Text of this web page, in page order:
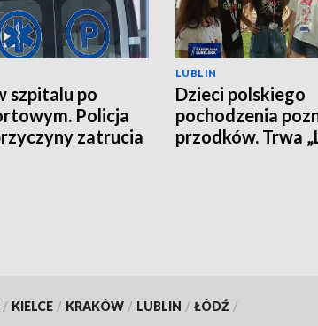
szpitalu po
Policja
zatrucia
LUBLIN
Dzieci polskiego
pochodzenia
przodków. Trwa
/ KIELCE / KRAKÓW / LUBLIN / ŁÓDŹ /